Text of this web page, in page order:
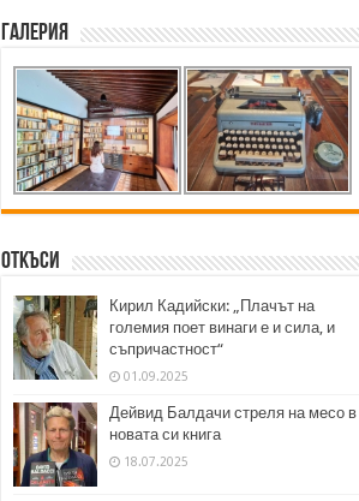
Галерия
Откъси
Кирил Кадийски: „Плачът на
големия поет винаги е и сила, и
съпричастност“
01.09.2025
Дейвид Балдачи стреля на месо в
новата си книга
18.07.2025